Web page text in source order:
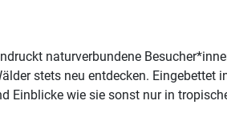
naturverbundene
stets neu entdecken.
Einblicke wie sie sonst nur in